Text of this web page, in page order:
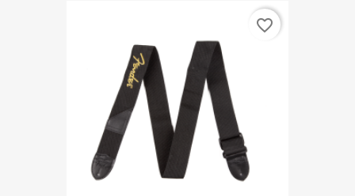
favorite_border